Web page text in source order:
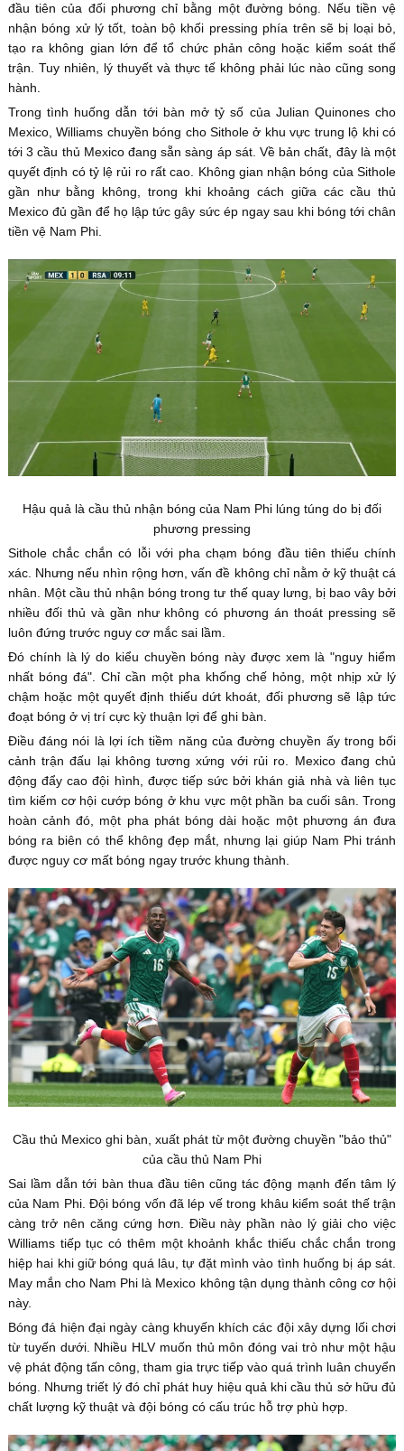
đầu tiên của đối phương chỉ bằng một đường bóng. Nếu tiền vệ
nhận bóng xử lý tốt, toàn bộ khối pressing phía trên sẽ bị loại bỏ,
tạo ra không gian lớn để tổ chức phản công hoặc kiểm soát thế
trận. Tuy nhiên, lý thuyết và thực tế không phải lúc nào cũng song
hành.
Trong tình huống dẫn tới bàn mở tỷ số của Julian Quinones cho
Mexico, Williams chuyền bóng cho Sithole ở khu vực trung lộ khi có
tới 3 cầu thủ Mexico đang sẵn sàng áp sát. Về bản chất, đây là một
quyết định có tỷ lệ rủi ro rất cao. Không gian nhận bóng của Sithole
gần như bằng không, trong khi khoảng cách giữa các cầu thủ
Mexico đủ gần để họ lập tức gây sức ép ngay sau khi bóng tới chân
tiền vệ Nam Phi.
Hậu quả là cầu thủ nhận bóng của Nam Phi lúng túng do bị đối
phương pressing
Sithole chắc chắn có lỗi với pha chạm bóng đầu tiên thiếu chính
xác. Nhưng nếu nhìn rộng hơn, vấn đề không chỉ nằm ở kỹ thuật cá
nhân. Một cầu thủ nhận bóng trong tư thế quay lưng, bị bao vây bởi
nhiều đối thủ và gần như không có phương án thoát pressing sẽ
luôn đứng trước nguy cơ mắc sai lầm.
Đó chính là lý do kiểu chuyền bóng này được xem là "nguy hiểm
nhất bóng đá". Chỉ cần một pha khống chế hỏng, một nhịp xử lý
chậm hoặc một quyết định thiếu dứt khoát, đối phương sẽ lập tức
đoạt bóng ở vị trí cực kỳ thuận lợi để ghi bàn.
Điều đáng nói là lợi ích tiềm năng của đường chuyền ấy trong bối
cảnh trận đấu lại không tương xứng với rủi ro. Mexico đang chủ
động đẩy cao đội hình, được tiếp sức bởi khán giả nhà và liên tục
tìm kiếm cơ hội cướp bóng ở khu vực một phần ba cuối sân. Trong
hoàn cảnh đó, một pha phát bóng dài hoặc một phương án đưa
bóng ra biên có thể không đẹp mắt, nhưng lại giúp Nam Phi tránh
được nguy cơ mất bóng ngay trước khung thành.
Cầu thủ Mexico ghi bàn, xuất phát từ một đường chuyền "bảo thủ"
của cầu thủ Nam Phi
Sai lầm dẫn tới bàn thua đầu tiên cũng tác động mạnh đến tâm lý
của Nam Phi. Đội bóng vốn đã lép vế trong khâu kiểm soát thế trận
càng trở nên căng cứng hơn. Điều này phần nào lý giải cho việc
Williams tiếp tục có thêm một khoảnh khắc thiếu chắc chắn trong
hiệp hai khi giữ bóng quá lâu, tự đặt mình vào tình huống bị áp sát.
May mắn cho Nam Phi là Mexico không tận dụng thành công cơ hội
này.
Bóng đá hiện đại ngày càng khuyến khích các đội xây dựng lối chơi
từ tuyến dưới. Nhiều HLV muốn thủ môn đóng vai trò như một hậu
vệ phát động tấn công, tham gia trực tiếp vào quá trình luân chuyển
bóng. Nhưng triết lý đó chỉ phát huy hiệu quả khi cầu thủ sở hữu đủ
chất lượng kỹ thuật và đội bóng có cấu trúc hỗ trợ phù hợp.